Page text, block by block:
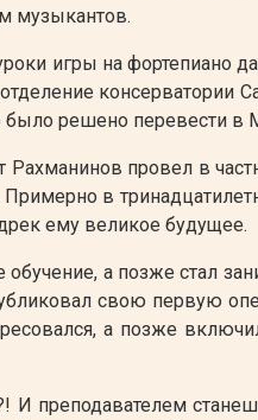
музыкантов.
игры на фортепиано
консерватории
было решено перевести
Рахманинов провел в
в
ему великое будущее.
а позже стал
свою первую
а позже
И преподавателем